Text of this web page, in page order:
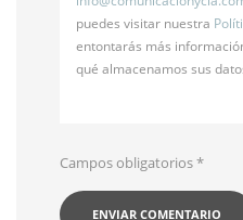
puedes visitar nuestra
entontarás más
qué almacenamos sus
Campos obligatorios*